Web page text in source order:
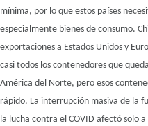
mínima, por lo que estos países
especialmente bienes de consumo.
exportaciones a Estados Unidos y
casi todos los contenedores que
América del Norte, pero esos
rápido. La interrupción masiva de la
la lucha contra el COVID afectó solo